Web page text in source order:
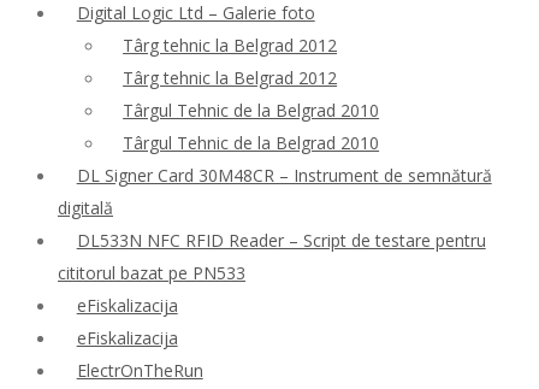
Digital Logic Ltd – Galerie foto
Târg tehnic la Belgrad 2012
Târg tehnic la Belgrad 2012
Târgul Tehnic de la Belgrad 2010
Târgul Tehnic de la Belgrad 2010
DL Signer Card 30M48CR – Instrument de semnătură
digitală
DL533N NFC RFID Reader – Script de testare pentru
cititorul bazat pe PN533
eFiskalizacija
eFiskalizacija
ElectrOnTheRun